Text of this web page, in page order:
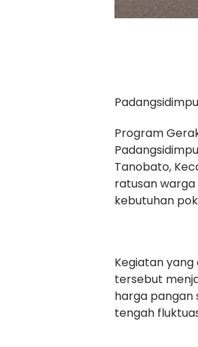
Program
Tanobato,
ratusan
kebutuhan
Kegiatan yang
tersebut
harga pangan
tengah